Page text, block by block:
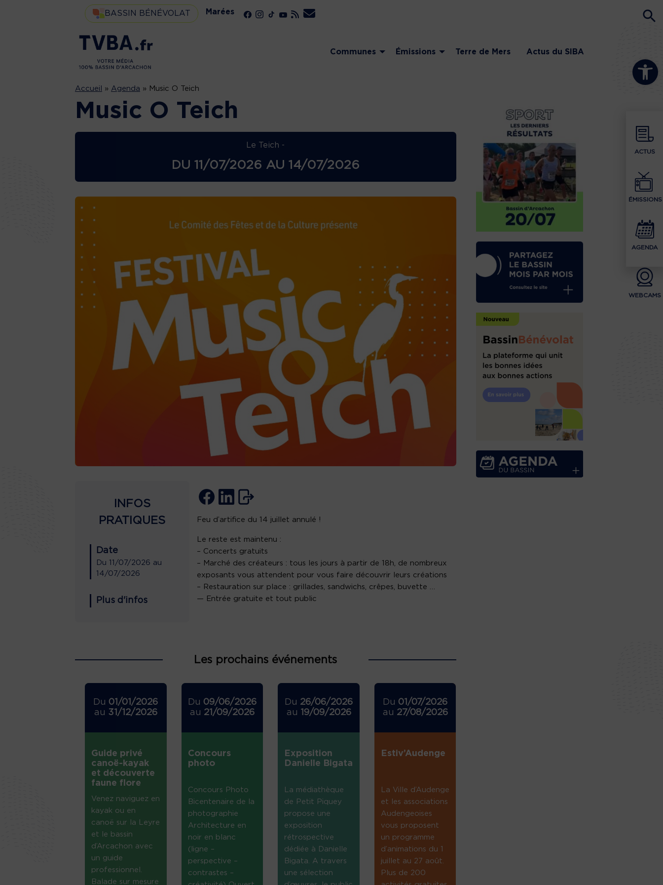
Ouvrir la
ACTUS
ÉMISSIONS
AGENDA
WEBCAMS
BASSIN BÉNÉVOLAT Marées
Communes Émissions Terre de Mers Actus du SIBA
Accueil » Agenda » Music O Teich
Music O Teich
Le Teich -
DU 11/07/2026 AU 14/07/2026
INFOS
PRATIQUES
Date
Du 11/07/2026 au
14/07/2026
Plus d'infos
Feu d’artifice du 14 juillet annulé !
Le reste est maintenu :
– Concerts gratuits
– Marché des créateurs : tous les jours à partir de 18h, de nombreux
exposants vous attendent pour vous faire découvrir leurs créations
– Restauration sur place : grillades, sandwichs, crêpes, buvette …
— Entrée gratuite et tout public
Les prochains événements
Du 01/01/2026
au 31/12/2026
Guide privé
canoë-kayak
et découverte
faune flore
Venez naviguez en
kayak ou en
canoë sur la Leyre
et le bassin
d’Arcachon avec
un guide
professionnel.
Balade sur mesure
Du 09/06/2026
au 21/09/2026
Concours
photo
Concours Photo
Bicentenaire de la
photographie
Architecture en
noir en blanc
(ligne –
perspective –
contrastes –
Du 26/06/2026
au 19/09/2026
Exposition
Danielle Bigata
La médiathèque
de Petit Piquey
propose une
exposition
rétrospective
dédiée à Danielle
Bigata. A travers
une sélection
Du 01/07/2026
au 27/08/2026
Estiv’Audenge
La Ville d’Audenge
et les associations
Audengeoises
vous proposent
un programme
d’animations du 1
juillet au 27 août.
Plus de 200